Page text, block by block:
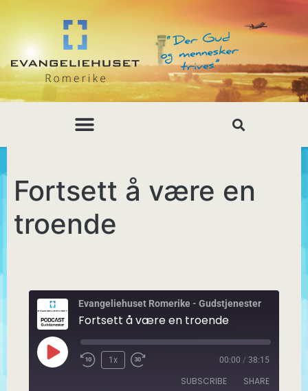
Fortsett å være en
troende
Evangeliehuset Romerike - Gudstjenester
Fortsett å være en troende
1x 00:00 / 38:15
SUBSCRIBE SHARE